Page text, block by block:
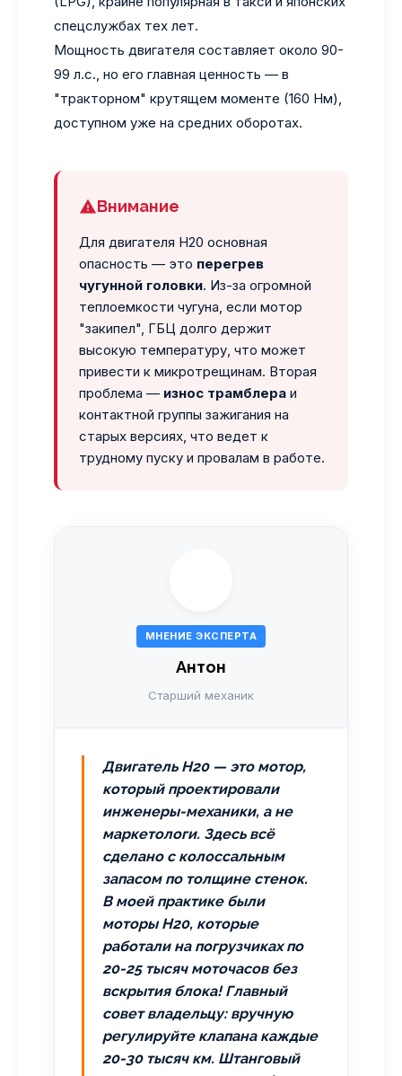
спецслужбах тех лет.
Мощность двигателя составляет около 90-
99 л.с., но его главная ценность — в
"тракторном" крутящем моменте (160 Нм),
доступном уже на средних оборотах.
Внимание
Для двигателя H20 основная
опасность — это перегрев
чугунной головки. Из-за огромной
теплоемкости чугуна, если мотор
"закипел", ГБЦ долго держит
высокую температуру, что может
привести к микротрещинам. Вторая
проблема — износ трамблера и
контактной группы зажигания на
старых версиях, что ведет к
трудному пуску и провалам в работе.
МНЕНИЕ ЭКСПЕРТА
Антон
Старший механик
Двигатель H20 — это мотор,
который проектировали
инженеры-механики, а не
маркетологи. Здесь всё
сделано с колоссальным
запасом по толщине стенок.
В моей практике были
моторы H20, которые
работали на погрузчиках по
20-25 тысяч моточасов без
вскрытия блока! Главный
совет владельцу: вручную
регулируйте клапана каждые
20-30 тысяч км. Штанговый